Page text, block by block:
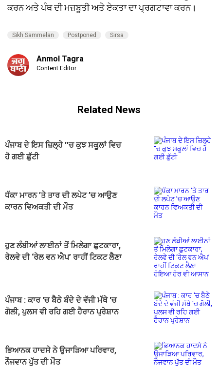
ਕਰਨ ਅਤੇ ਪੰਥ ਦੀ ਮਜ਼ਬੂਤੀ ਅਤੇ ਏਕਤਾ ਦਾ ਪ੍ਰਗਟਾਵਾ ਕਰਨ।
Sikh Sammelan Postponed Sirsa
Anmol Tagra
Content Editor
Related News
ਪੰਜਾਬ ਦੇ ਇਸ ਜ਼ਿਲ੍ਹੇ ''ਚ ਕੁਝ ਸਕੂਲਾਂ ਵਿਚ
ਹੋ ਗਈ ਛੁੱਟੀ
ਧੱਕਾ ਮਾਰਨ ’ਤੇ ਤਾਰ ਦੀ ਲਪੇਟ ’ਚ ਆਉਣ
ਕਾਰਨ ਵਿਅਕਤੀ ਦੀ ਮੌਤ
ਹੁਣ ਲੰਬੀਆਂ ਲਾਈਨਾਂ ਤੋਂ ਮਿਲੇਗਾ ਛੁਟਕਾਰਾ,
ਰੇਲਵੇ ਦੀ ‘ਰੇਲ ਵਨ ਐਪ’ ਰਾਹੀਂ ਟਿਕਟ ਲੈਣਾ
ਪੰਜਾਬ : ਕਾਰ 'ਚ ਬੈਠੇ ਬੰਦੇ ਦੇ ਵੱਜੀ ਮੱਥੇ 'ਚ
ਗੋਲੀ, ਪੁਲਸ ਵੀ ਰਹਿ ਗਈ ਹੈਰਾਨ ਪ੍ਰੇਸ਼ਾਨ
ਭਿਆਨਕ ਹਾਦਸੇ ਨੇ ਉਜਾੜਿਆ ਪਰਿਵਾਰ,
ਨੌਜਵਾਨ ਪੁੱਤ ਦੀ ਮੌਤ